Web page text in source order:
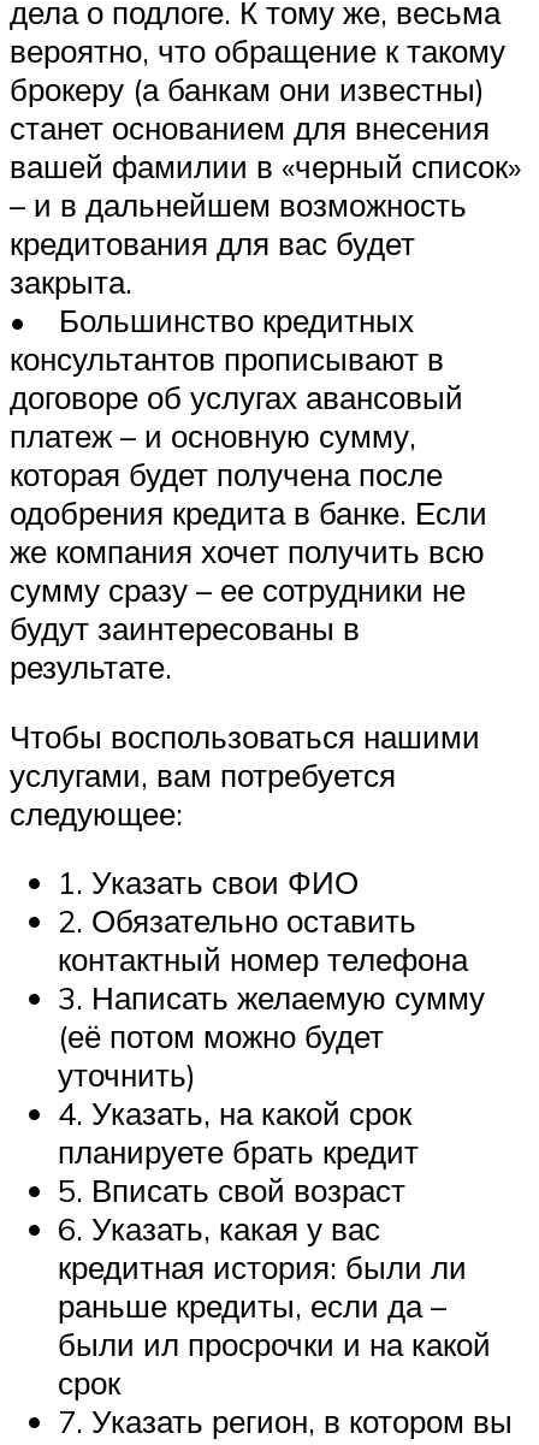
дела о подлоге. К тому же, весьма
вероятно, что обращение к такому
брокеру (а банкам они известны)
станет основанием для внесения
вашей фамилии в «черный список»
– и в дальнейшем возможность
кредитования для вас будет
закрыта.
• Большинство кредитных
консультантов прописывают в
договоре об услугах авансовый
платеж – и основную сумму,
которая будет получена после
одобрения кредита в банке. Если
же компания хочет получить всю
сумму сразу – ее сотрудники не
будут заинтересованы в
результате.
Чтобы воспользоваться нашими
услугами, вам потребуется
следующее:
1. Указать свои ФИО
2. Обязательно оставить
контактный номер телефона
3. Написать желаемую сумму
(её потом можно будет
уточнить)
4. Указать, на какой срок
планируете брать кредит
5. Вписать свой возраст
6. Указать, какая у вас
кредитная история: были ли
раньше кредиты, если да –
были ил просрочки и на какой
срок
7. Указать регион, в котором вы